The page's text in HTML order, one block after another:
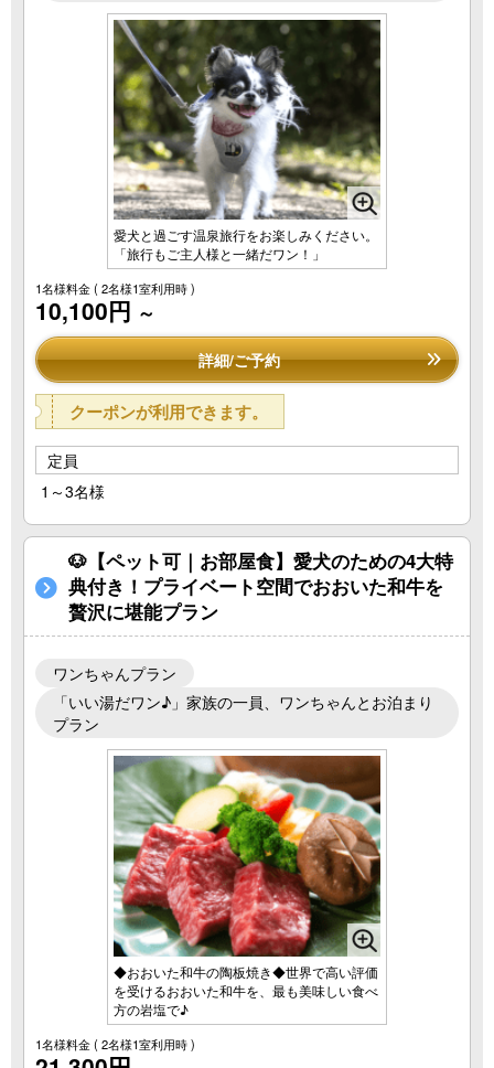
愛犬と過ごす温泉旅行をお楽しみください。
「旅行もご主人様と一緒だワン！」
1名様料金( 2名様1室利用時 )
10,100円 ～
詳細/ご予約
クーポンが利用できます。
定員
1～3名様
🐶【ペット可｜お部屋食】愛犬のための4大特
典付き！プライベート空間でおおいた和牛を
贅沢に堪能プラン
ワンちゃんプラン
「いい湯だワン♪」家族の一員、ワンちゃんとお泊まり
プラン
◆おおいた和牛の陶板焼き◆世界で高い評価
を受けるおおいた和牛を、最も美味しい食べ
方の岩塩で♪
1名様料金( 2名様1室利用時 )